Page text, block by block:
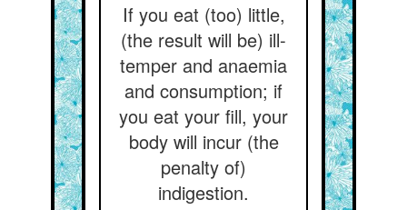
If you eat (too) little,
(the result will be) ill-
temper and anaemia
and consumption; if
you eat your fill, your
body will incur (the
penalty of)
indigestion.